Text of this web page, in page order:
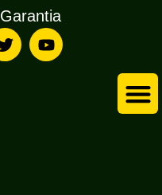
Garantia